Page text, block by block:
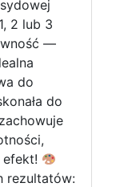
2 lub 3
—
do
do
rezultatów: